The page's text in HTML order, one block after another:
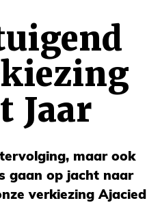
Jaar
maar ook
gaan op jacht naar
verkiezing Ajacied